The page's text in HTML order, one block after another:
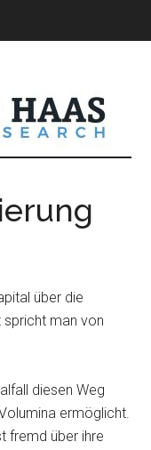
über die
spricht man von
diesen Weg
ermöglicht.
fremd über ihre